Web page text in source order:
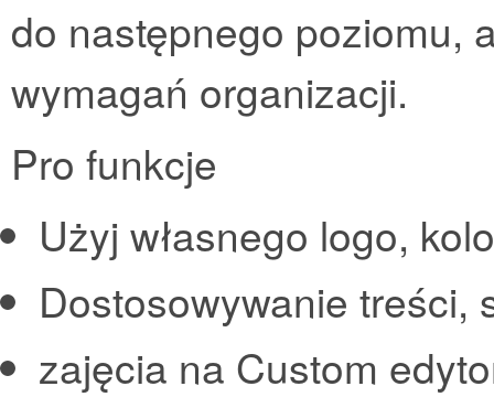
do następnego poziomu,
wymagań organizacji.
Pro funkcje
Użyj własnego logo,
Dostosowywanie treści,
zajęcia na Custom